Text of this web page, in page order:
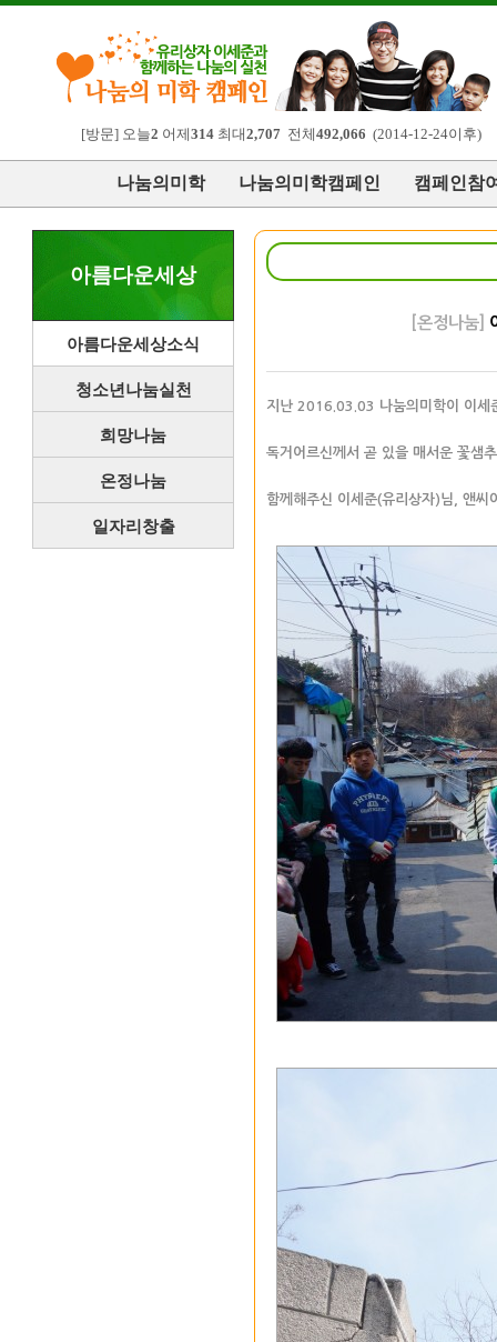
[방문] 오늘2 어제 314최대 2,707전체 492,066 (2014-12-24이후)
나눔의미학 나눔의미학캠페인 캠페인참
아름다운세상
아름다운세상소식
청소년나눔실천
희망나눔
온정나눔
일자리창출
[온정나눔]
지난 2016.03.03 나눔의미학이 이세
독거어르신께서 곧 있을 매서운 꽃샘
함께해주신 이세준(유리상자)님, 앤